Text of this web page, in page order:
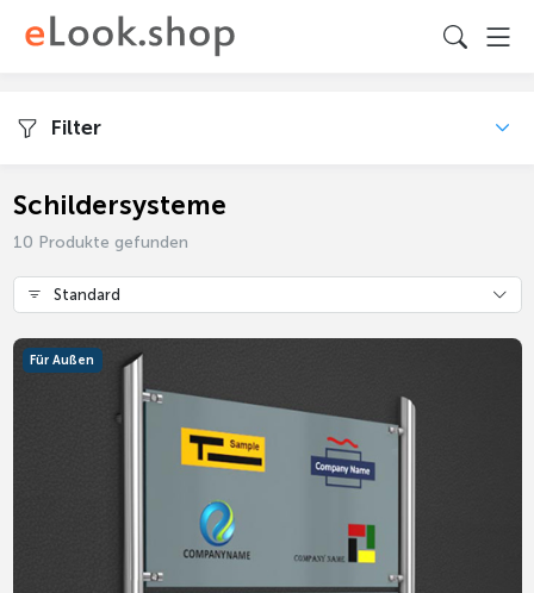
Filter
Schildersysteme
10 Produkte gefunden
Standard
Für Außen